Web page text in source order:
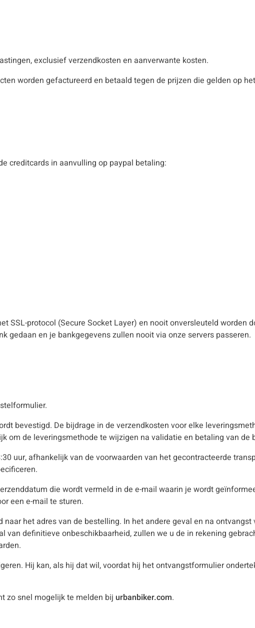
exclusief verzendkosten en aanverwante kosten.
worden gefactureerd en betaald tegen de prijzen die gelden op
creditcards in aanvulling op paypal betaling:
SSL-protocol (Secure Socket Layer) en nooit onversleuteld worden
gedaan en je bankgegevens zullen nooit via onze servers passeren.
bevestigd. De bijdrage in de verzendkosten voor elke
om de leveringsmethode te wijzigen na validatie en betaling van de
uur, afhankelijk van de voorwaarden van het gecontracteerde
die wordt vermeld in de e-mail waarin je wordt
een e-mail te sturen.
het adres van de bestelling. In het andere geval en na
definitieve onbeschikbaarheid, zullen we u de in rekening
Hij kan, als hij dat wil, voordat hij het ontvangstformulier
zo snel mogelijk te melden bij urbanbiker.com.